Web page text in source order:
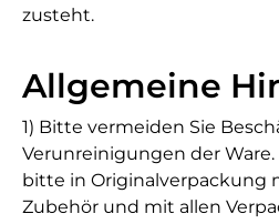
zusteht.
Allgemeine
1) Bitte vermeiden Sie
Verunreinigungen der Ware.
bitte in Originalverpackung
Zubehör und mit allen